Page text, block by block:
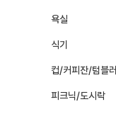
욕실
식기
컵/커피잔/텀블러
피크닉/도시락